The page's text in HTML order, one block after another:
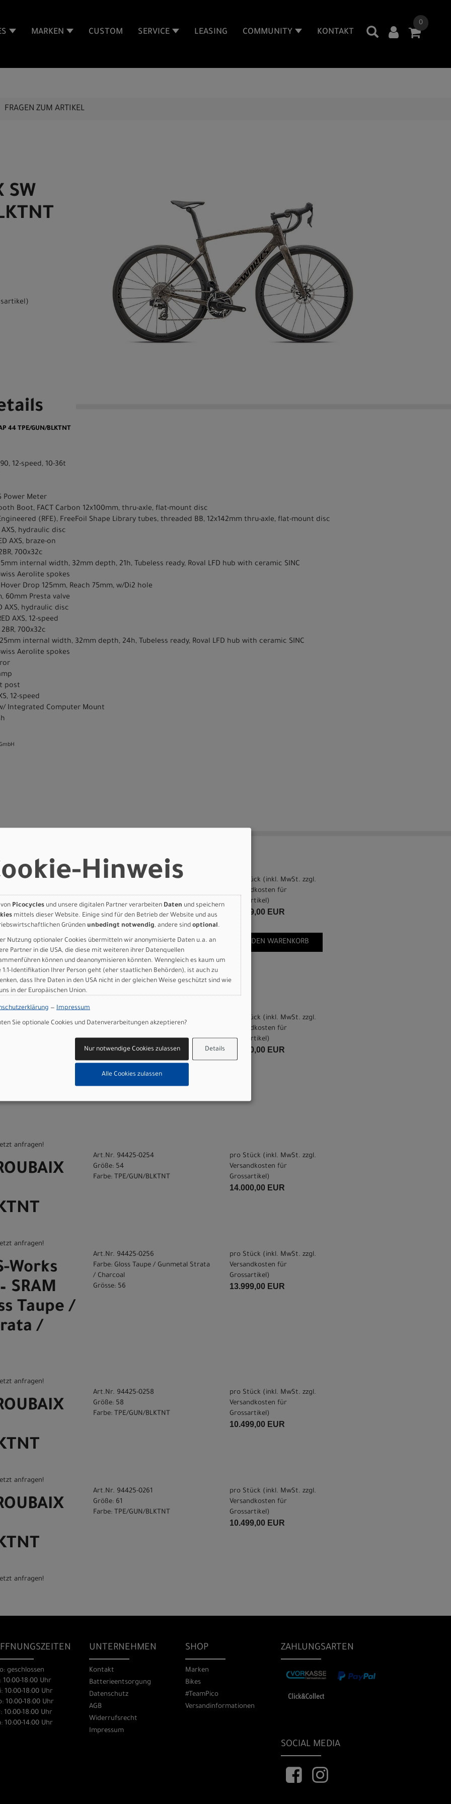
0
MARKEN CUSTOM SERVICE LEASING COMMUNITY KONTAKT
FRAGEN ZUM ARTIKEL
SW
)
44 TPE/GUN/BLKTNT
12-speed, 10-36t
Power Meter
Boot, FACT Carbon 12x100mm, thru-axle, flat-mount disc
(RFE), FreeFoil Shape Library tubes, threaded BB, 12x142mm thru-axle, flat-mount disc
AXS, hydraulic disc
AXS, braze-on
700x32c
internal width, 32mm depth, 21h, Tubeless ready, Roval LFD hub with ceramic SINC
Aerolite spokes
Drop 125mm, Reach 75mm, w/Di2 hole
60mm Presta valve
AXS, hydraulic disc
AXS, 12-speed
700x32c
internal width, 32mm depth, 24h, Tubeless ready, Roval LFD hub with ceramic SINC
Aerolite spokes
post
12-speed
Integrated Computer Mount
44 TPE/GUN/BLKTNT
Works
SRAM
Taupe /
/
Art.Nr. 94425-0249
/ Charcoal
Grösse: 49
pro Stück (inkl. MwSt. zzgl.
Versandkosten für
Grossartikel )
13.999,00 EUR
IN DEN WARENKORB
SRAM
Taupe /
/
anfragen!
/ Charcoal
Grösse: 52
pro Stück (inkl. MwSt. zzgl.
Versandkosten für
Grossartikel )
14.000,00 EUR
anfragen!
Art.Nr. 94425-0254
Größe: 54
Farbe: TPE/GUN/BLKTNT
pro Stück (inkl. MwSt. zzgl.
Versandkosten für
Grossartikel )
14.000,00 EUR
Works
SRAM
Taupe /
/
anfragen!
Art.Nr. 94425-0256
Farbe: Gloss Taupe / Gunmetal Strata
/ Charcoal
Grösse: 56
pro Stück (inkl. MwSt. zzgl.
Versandkosten für
Grossartikel )
13.999,00 EUR
anfragen!
Art.Nr. 94425-0258
Größe: 58
Farbe: TPE/GUN/BLKTNT
pro Stück (inkl. MwSt. zzgl.
Versandkosten für
Grossartikel )
10.499,00 EUR
anfragen!
Art.Nr. 94425-0261
Größe: 61
Farbe: TPE/GUN/BLKTNT
pro Stück (inkl. MwSt. zzgl.
Versandkosten für
Grossartikel )
10.499,00 EUR
geschlossen
10:00-18:00 Uhr
10:00-18:00 Uhr
10:00-18:00 Uhr
10:00-18:00 Uhr
10:00-14:00 Uhr
UNTERNEHMEN
Kontakt
Batterieentsorgung
Datenschutz
AGB
Widerrufsrecht
Impressum
SHOP
Marken
Bikes
#TeamPico
Versandinformationen
ZAHLUNGSARTEN
SOCIAL MEDIA
Hinweis
Picocycles und unsere digitalen Partner verarbeiten Daten und speichern
mittels dieser Website. Einige sind für den Betrieb der Website und aus
Gründen unbedingt notwendig, andere sind optional.
Nutzung optionaler Cookies übermitteln wir anonymisierte Daten u.a. an
Partner in die USA, die diese mit weiteren ihrer Datenquellen
können und deanonymisieren könnten. Wenngleich es kaum um
1:1-Identifikation Ihrer Person geht (eher staatlichen Behörden), ist auch zu
dass Ihre Daten in den USA nicht in der gleichen Weise geschützt sind wie
in der Europäischen Union.
— Impressum
Sie optionale Cookies und Datenverarbeitungen akzeptieren?
Details
Nur notwendige Cookies zulassen
Alle Cookies zulassen